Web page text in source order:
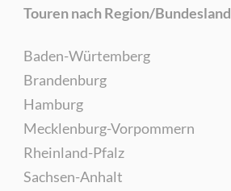
Touren nach Region/Bundesland
Baden-Würtemberg
Brandenburg
Hamburg
Mecklenburg-Vorpommern
Rheinland-Pfalz
Sachsen-Anhalt